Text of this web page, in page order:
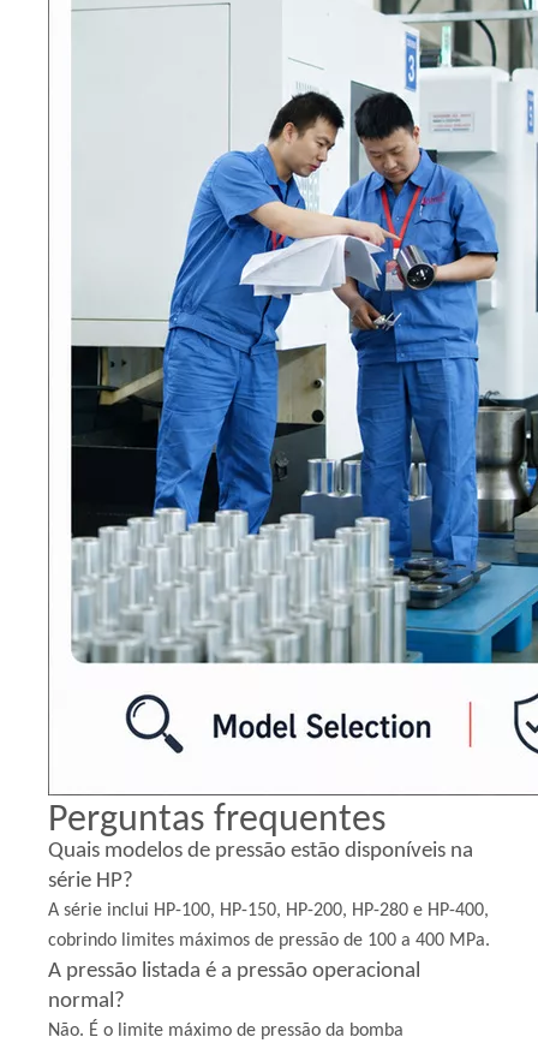
Perguntas frequentes
Quais modelos de pressão estão disponíveis na
série HP?
A série inclui HP-100, HP-150, HP-200, HP-280 e HP-400,
cobrindo limites máximos de pressão de 100 a 400 MPa.
A pressão listada é a pressão operacional
normal?
Não. É o limite máximo de pressão da bomba